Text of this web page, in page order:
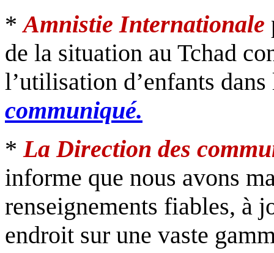
* Amnistie Internationale
de la situation au Tchad
l’utilisation d’enfants
communiqué.
*La Direction des
informe que nous avons
renseignements fiables, à
endroit sur une vaste